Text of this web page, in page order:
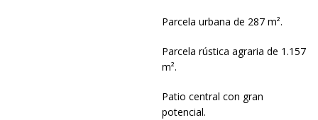
Parcela urbana de 287 m².
Parcela rústica agraria de 1.157
m².
Patio central con gran
potencial.